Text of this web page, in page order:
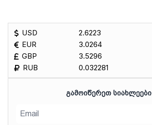
USD
EUR
GBP
RUB
2.6223
3.0264
3.5296
0.032281
ᲒᲐᲛᲝᲘᲬᲔᲠᲔᲗ ᲡᲘᲐᲮᲚᲔᲔᲑᲘ